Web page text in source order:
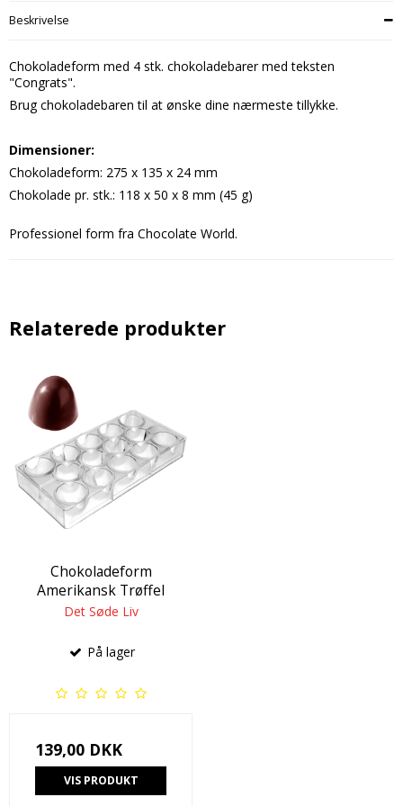
Beskrivelse
Chokoladeform med 4 stk. chokoladebarer med teksten
"Congrats".
Brug chokoladebaren til at ønske dine nærmeste tillykke.
Dimensioner:
Chokoladeform: 275 x 135 x 24 mm
Chokolade pr. stk.: 118 x 50 x 8 mm (45 g)
Professionel form fra Chocolate World.
Relaterede produkter
Chokoladeform
Amerikansk Trøffel
Det Søde Liv
På lager
139,00 DKK
VIS PRODUKT